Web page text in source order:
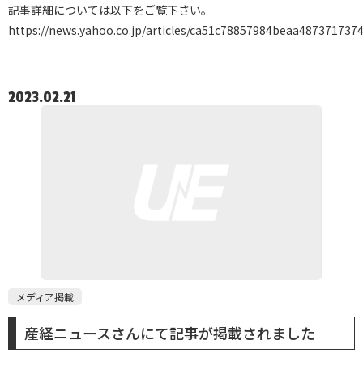
記事詳細については以下をご覧下さい。
https://news.yahoo.co.jp/articles/
2023.02.21
メディア掲載
産経ニュースさんにて記事が掲載されました